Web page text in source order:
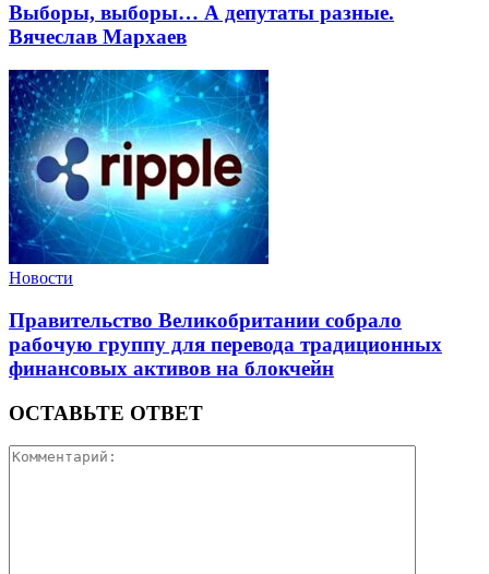
Выборы, выборы… А депутаты разные.
Вячеслав Мархаев
Новости
Правительство Великобритании собрало
рабочую группу для перевода традиционных
финансовых активов на блокчейн
ОСТАВЬТЕ ОТВЕТ